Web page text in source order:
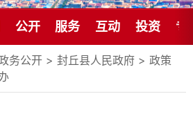
公开 服务 互动 投资 专
务公开 > 封丘县人民政府 > 政策